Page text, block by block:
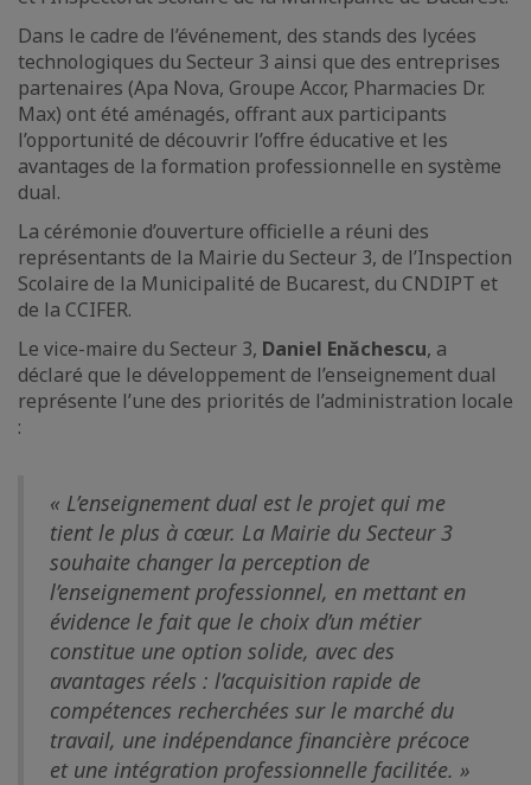
Dans le cadre de l’événement, des stands des lycées
technologiques du Secteur 3 ainsi que des entreprises
partenaires (Apa Nova, Groupe Accor, Pharmacies Dr.
Max) ont été aménagés, offrant aux participants
l’opportunité de découvrir l’offre éducative et les
avantages de la formation professionnelle en système
dual.
La cérémonie d’ouverture officielle a réuni des
représentants de la Mairie du Secteur 3, de l’Inspection
Scolaire de la Municipalité de Bucarest, du CNDIPT et
de la CCIFER.
Le vice-maire du Secteur 3, Daniel Enăchescu, a
déclaré que le développement de l’enseignement dual
représente l’une des priorités de l’administration locale
:
« L’enseignement dual est le projet qui me
tient le plus à cœur. La Mairie du Secteur 3
souhaite changer la perception de
l’enseignement professionnel, en mettant en
évidence le fait que le choix d’un métier
constitue une option solide, avec des
avantages réels : l’acquisition rapide de
compétences recherchées sur le marché du
travail, une indépendance financière précoce
et une intégration professionnelle facilitée. »